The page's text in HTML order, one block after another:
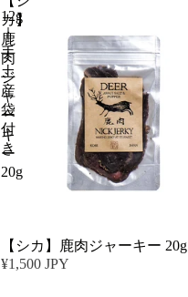
12g
｜
手
土
産
袋
付
き
カ】
鹿
肉
ジ
ャ
ー
キ
ー
20g
【シカ】鹿肉ジャーキー 20g
¥1,500 JPY